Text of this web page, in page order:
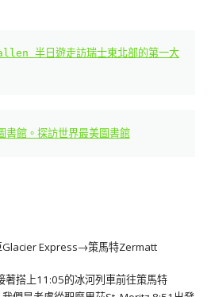
半日遊走訪瑞士東北部的第一大
書館。探訪世界最美圖書館
Express→策馬特Zermatt
著搭上11:05的冰河列車前往策馬特